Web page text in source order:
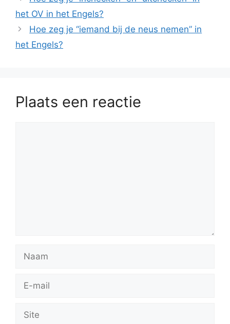
het OV in het Engels?
Hoe zeg je “iemand bij de neus nemen” in
het Engels?
Plaats een reactie
Naam
Site